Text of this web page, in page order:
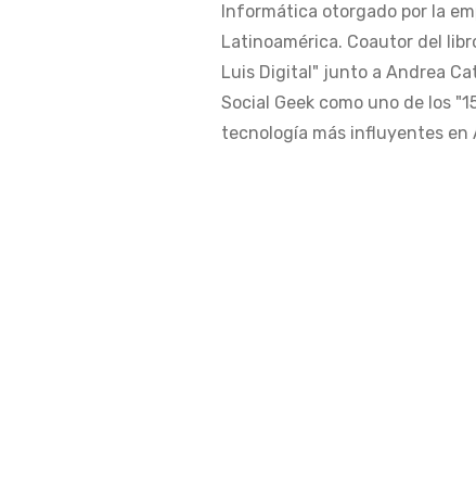
Informática otorgado por la
Latinoamérica. Coautor del
Luis Digital" junto a Andrea
Social Geek como uno de los
tecnología más influyentes en